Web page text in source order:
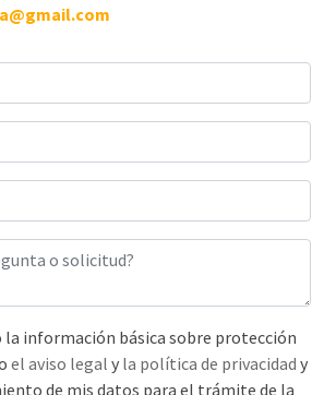
el aviso legal y la política de privacidad y
de mis datos para el trámite de la